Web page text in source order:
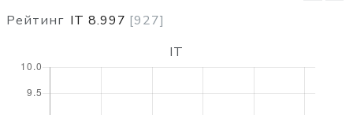
Рейтинг IT 8.997 [927]
IT